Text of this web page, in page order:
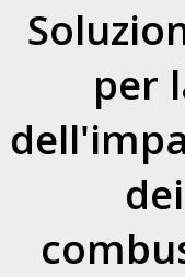
per